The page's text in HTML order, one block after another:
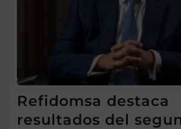
Refidomsa destaca
resultados del